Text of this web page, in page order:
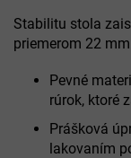
Stabilitu stola
priemerom 22
Pevné
rúrok, ktoré
Prášková
lakovaním